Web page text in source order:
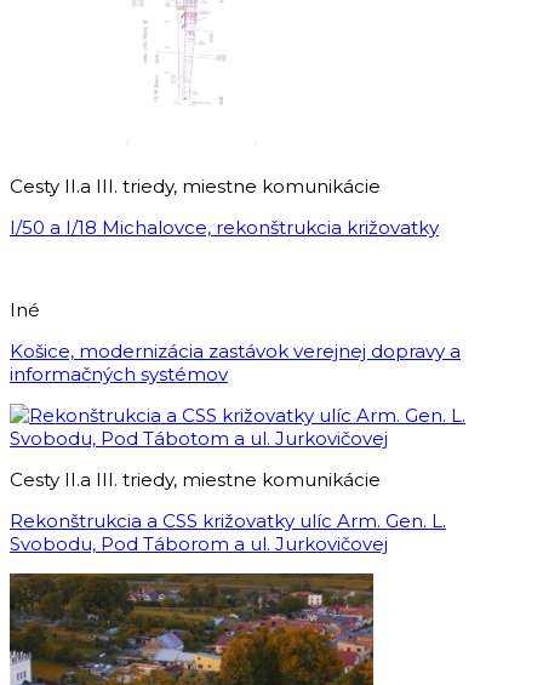
Cesty II.a III. triedy, miestne komunikácie
I/50 a I/18 Michalovce, rekonštrukcia križovatky
Iné
Košice, modernizácia zastávok verejnej dopravy a
informačných systémov
Cesty II.a III. triedy, miestne komunikácie
Rekonštrukcia a CSS križovatky ulíc Arm. Gen. L.
Svobodu, Pod Táborom a ul. Jurkovičovej